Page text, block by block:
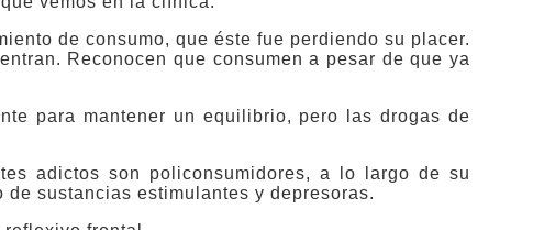
de consumo, que éste fue perdiendo su placer.
Reconocen que consumen a pesar de que ya
para mantener un equilibrio, pero las drogas de
adictos son policonsumidores, a lo largo de su
sustancias estimulantes y depresoras.